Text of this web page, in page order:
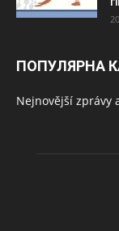
ПОПУЛЯРНА
Nejnovější zprávy